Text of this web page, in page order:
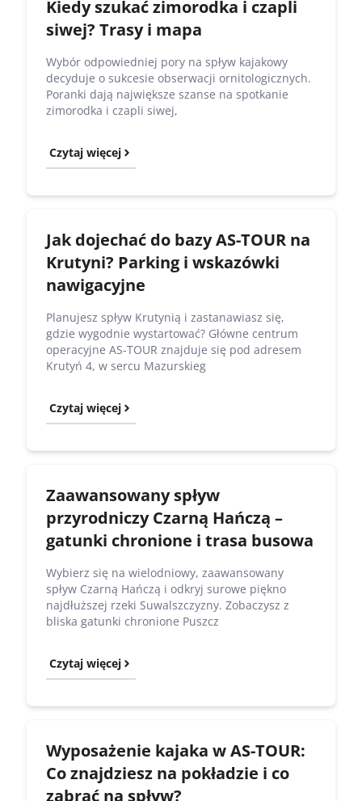
Kiedy szukać zimorodka i czapli
siwej? Trasy i mapa
Wybór odpowiedniej pory na spływ kajakowy
decyduje o sukcesie obserwacji ornitologicznych.
Poranki dają największe szanse na spotkanie
zimorodka i czapli siwej,
Czytaj więcej
Jak dojechać do bazy AS-TOUR na
Krutyni? Parking i wskazówki
nawigacyjne
Planujesz spływ Krutynią i zastanawiasz się,
gdzie wygodnie wystartować? Główne centrum
operacyjne AS-TOUR znajduje się pod adresem
Krutyń 4, w sercu Mazurskieg
Czytaj więcej
Zaawansowany spływ
przyrodniczy Czarną Hańczą –
gatunki chronione i trasa busowa
Wybierz się na wielodniowy, zaawansowany
spływ Czarną Hańczą i odkryj surowe piękno
najdłuższej rzeki Suwalszczyzny. Zobaczysz z
bliska gatunki chronione Puszcz
Czytaj więcej
Wyposażenie kajaka w AS-TOUR:
Co znajdziesz na pokładzie i co
zabrać na spływ?